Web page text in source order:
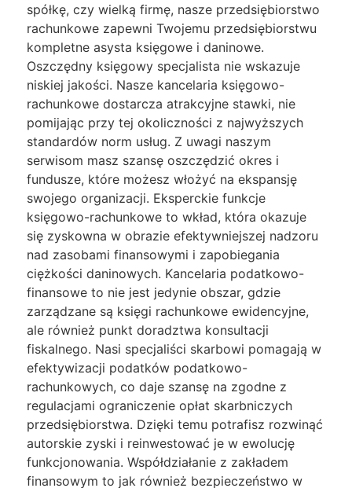
spółkę, czy wielką firmę, nasze przedsiębiorstwo
rachunkowe zapewni Twojemu przedsiębiorstwu
kompletne asysta księgowe i daninowe.
Oszczędny księgowy specjalista nie wskazuje
niskiej jakości. Nasze kancelaria księgowo-
rachunkowe dostarcza atrakcyjne stawki, nie
pomijając przy tej okoliczności z najwyższych
standardów norm usług. Z uwagi naszym
serwisom masz szansę oszczędzić okres i
fundusze, które możesz włożyć na ekspansję
swojego organizacji. Eksperckie funkcje
księgowo-rachunkowe to wkład, która okazuje
się zyskowna w obrazie efektywniejszej nadzoru
nad zasobami finansowymi i zapobiegania
ciężkości daninowych. Kancelaria podatkowo-
finansowe to nie jest jedynie obszar, gdzie
zarządzane są księgi rachunkowe ewidencyjne,
ale również punkt doradztwa konsultacji
fiskalnego. Nasi specjaliści skarbowi pomagają w
efektywizacji podatków podatkowo-
rachunkowych, co daje szansę na zgodne z
regulacjami ograniczenie opłat skarbniczych
przedsiębiorstwa. Dzięki temu potrafisz rozwinąć
autorskie zyski i reinwestować je w ewolucję
funkcjonowania. Współdziałanie z zakładem
finansowym to jak również bezpieczeństwo w